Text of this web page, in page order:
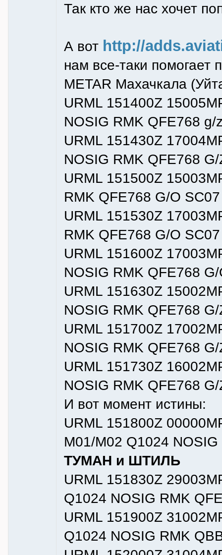
Так кто же нас хочет
А вот http://
нам все-таки помогает
METAR Махачкала
URML 151400Z
NOSIG RMK QFE768 g/
URML 151430Z
NOSIG RMK QFE768
URML 151500Z
RMK QFE768 G/O SC07
URML 151530Z
RMK QFE768 G/O SC07
URML 151600Z
NOSIG RMK QFE768
URML 151630Z
NOSIG RMK QFE768
URML 151700Z
NOSIG RMK QFE768
URML 151730Z
NOSIG RMK QFE768
И вот момент истины:
URML 151800Z
M01/M02 Q1024
ТУМАН и ШТИЛЬ
URML 151830Z
Q1024 NOSIG RMK
URML 151900Z
Q1024 NOSIG RMK